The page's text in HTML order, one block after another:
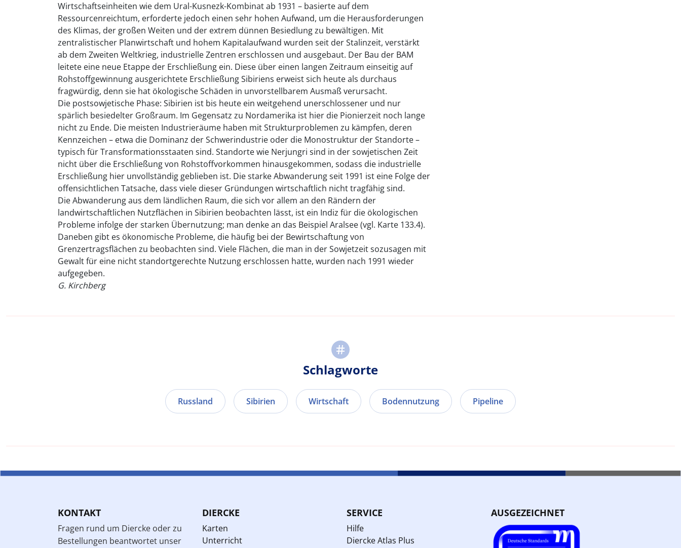
Wirtschaftseinheiten wie dem Ural-Kusnezk-Kombinat ab 1931 – basierte auf dem
Ressourcenreichtum, erforderte jedoch einen sehr hohen Aufwand, um die Herausforderungen
des Klimas, der großen Weiten und der extrem dünnen Besiedlung zu bewältigen. Mit
zentralistischer Planwirtschaft und hohem Kapitalaufwand wurden seit der Stalinzeit, verstärkt
ab dem Zweiten Weltkrieg, industrielle Zentren erschlossen und ausgebaut. Der Bau der BAM
leitete eine neue Etappe der Erschließung ein. Diese über einen langen Zeitraum einseitig auf
Rohstoffgewinnung ausgerichtete Erschließung Sibiriens erweist sich heute als durchaus
fragwürdig, denn sie hat ökologische Schäden in unvorstellbarem Ausmaß verursacht.
Die postsowjetische Phase: Sibirien ist bis heute ein weitgehend unerschlossener und nur
spärlich besiedelter Großraum. Im Gegensatz zu Nordamerika ist hier die Pionierzeit noch lange
nicht zu Ende. Die meisten Industrieräume haben mit Strukturproblemen zu kämpfen, deren
Kennzeichen – etwa die Dominanz der Schwerindustrie oder die Monostruktur der Standorte –
typisch für Transformationsstaaten sind. Standorte wie Nerjungri sind in der sowjetischen Zeit
nicht über die Erschließung von Rohstoffvorkommen hinausgekommen, sodass die industrielle
Erschließung hier unvollständig geblieben ist. Die starke Abwanderung seit 1991 ist eine Folge der
offensichtlichen Tatsache, dass viele dieser Gründungen wirtschaftlich nicht tragfähig sind.
Die Abwanderung aus dem ländlichen Raum, die sich vor allem an den Rändern der
landwirtschaftlichen Nutzflächen in Sibirien beobachten lässt, ist ein Indiz für die ökologischen
Probleme infolge der starken Übernutzung; man denke an das Beispiel Aralsee (vgl. Karte 133.4).
Daneben gibt es ökonomische Probleme, die häufig bei der Bewirtschaftung von
Grenzertragsflächen zu beobachten sind. Viele Flächen, die man in der Sowjetzeit sozusagen mit
Gewalt für eine nicht standortgerechte Nutzung erschlossen hatte, wurden nach 1991 wieder
aufgegeben.
G. Kirchberg
Schlagworte
Russland Sibirien Wirtschaft Bodennutzung Pipeline
KONTAKT
Fragen rund um Diercke oder zu
Bestellungen beantwortet unser
DIERCKE
Karten
Unterricht
SERVICE
Hilfe
Diercke Atlas Plus
AUSGEZEICHNET